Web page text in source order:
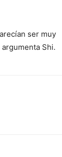
ser muy
Shi.